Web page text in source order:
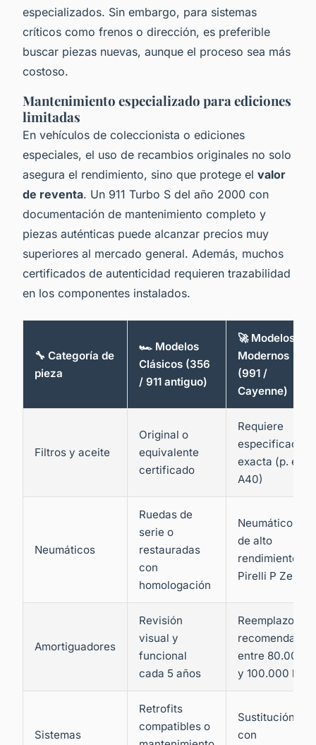
especializados. Sin embargo, para sistemas
críticos como frenos o dirección, es preferible
buscar piezas nuevas, aunque el proceso sea más
costoso.
Mantenimiento especializado para ediciones
limitadas
En vehículos de coleccionista o ediciones
especiales, el uso de recambios originales no solo
asegura el rendimiento, sino que protege el valor
de reventa. Un 911 Turbo S del año 2000 con
documentación de mantenimiento completo y
piezas auténticas puede alcanzar precios muy
superiores al mercado general. Además, muchos
certificados de autenticidad requieren trazabilidad
en los componentes instalados.
🔧 Categoría de
pieza
🏎️ Modelos
Clásicos (356
/ 911 antiguo)
🚀 Modelos
Modernos
(991 /
Cayenne)
Filtros y aceite
Original o
equivalente
certificado
Requiere
especificación
exacta (p. ej.
A40)
Neumáticos
Ruedas de
serie o
restauradas
con
homologación
Neumáticos
de alto
rendimiento o
Pirelli P Zero
Amortiguadores
Revisión
visual y
funcional
cada 5 años
Reemplazo
recomendado
entre 80.000
y 100.000 km
Sistemas
Retrofits
compatibles o
Sustitución
con